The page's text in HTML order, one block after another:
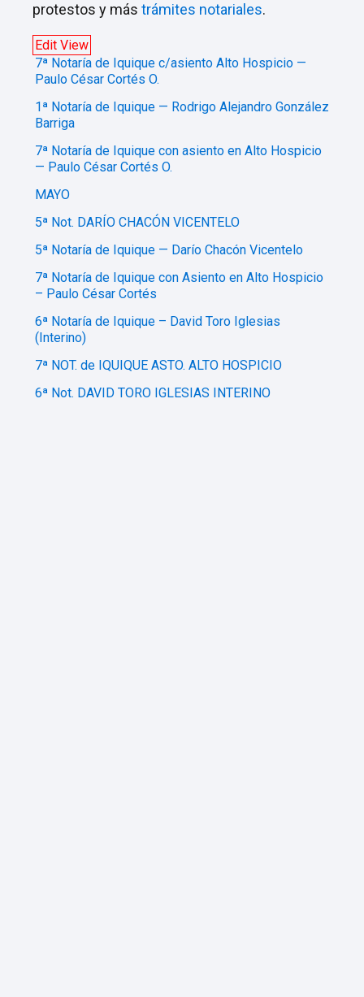
protestos y más trámites notariales.
Edit View
7ª Notaría de Iquique c/asiento Alto Hospicio —
Paulo César Cortés O.
1ª Notaría de Iquique — Rodrigo Alejandro González
Barriga
7ª Notaría de Iquique con asiento en Alto Hospicio
— Paulo César Cortés O.
MAYO
5ª Not. DARÍO CHACÓN VICENTELO
5ª Notaría de Iquique — Darío Chacón Vicentelo
7ª Notaría de Iquique con Asiento en Alto Hospicio
– Paulo César Cortés
6ª Notaría de Iquique – David Toro Iglesias
(Interino)
7ª NOT. de IQUIQUE ASTO. ALTO HOSPICIO
6ª Not. DAVID TORO IGLESIAS INTERINO